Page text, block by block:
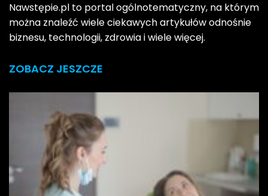
Nawstępie.pl to portal ogólnotematyczny, na którym
można znaleźć wiele ciekawych artykułów odnośnie
biznesu, technologii, zdrowia i wiele więcej.
ZOBACZ JESZCZE